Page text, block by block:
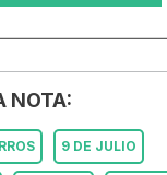
NOTA:
9 DE JULIO